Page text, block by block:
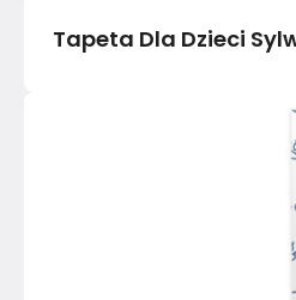
Tapeta Dla Dzieci